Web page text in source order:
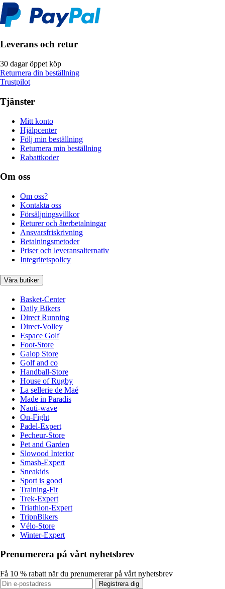
Leverans och retur
30 dagar öppet köp
Returnera din beställning
Trustpilot
Tjänster
Mitt konto
Hjälpcenter
Följ min beställning
Returnera min beställning
Rabattkoder
Om oss
Om oss?
Kontakta oss
Försäljningsvillkor
Returer och återbetalningar
Ansvarsfriskrivning
Betalningsmetoder
Priser och leveransalternativ
Integritetspolicy
Våra butiker
Basket-Center
Daily Bikers
Direct Running
Direct-Volley
Espace Golf
Foot-Store
Galop Store
Golf and co
Handball-Store
House of Rugby
La sellerie de Maé
Made in Paradis
Nauti-wave
On-Fight
Padel-Expert
Pecheur-Store
Pet and Garden
Slowood Interior
Smash-Expert
Sneakids
Sport is good
Training-Fit
Trek-Expert
Triathlon-Expert
TripnBikers
Vélo-Store
Winter-Expert
Prenumerera på vårt nyhetsbrev
Få 10 % rabatt när du prenumererar på vårt nyhetsbrev
Registrera dig